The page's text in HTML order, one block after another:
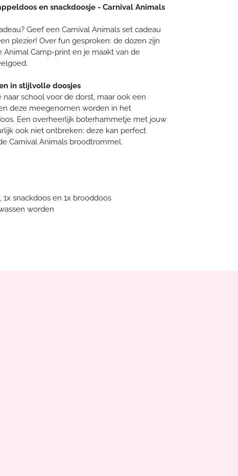
en snackdoosje - Carnival Animals
Geef een Carnival Animals set cadeau
plezier! Over fun gesproken: de dozen zijn
Camp-print en je maakt van de
in stijlvolle doosjes
school voor de dorst, maar ook een
deze meegenomen worden in het
Een overheerlijk boterhammetje met jouw
ook niet ontbreken: deze kan perfect
Carnival Animals broodtrommel.
1x snackdoos en 1x brooddoos
worden